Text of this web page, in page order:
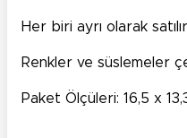
Her biri ayrı olarak
Renkler ve süslemeler
Paket Ölçüleri: 16,5 x